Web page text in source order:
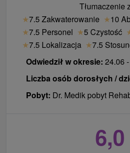
Tłumaczenie
★7.5 Zakwaterowanie ★10
★7.5 Personel ★5 Czystość
★7.5 Lokalizacja ★7.5
Odwiedził w okresie: 24.06
Liczba osób dorosłych /
Pobyt: Dr. Medik pobyt
6,0